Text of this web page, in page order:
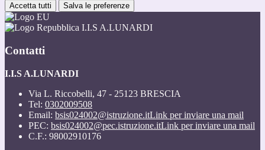
Accetta tutti Salva le preferenze
I.I.S A.LUNARDI
Contatti
I.I.S A.LUNARDI
Via L. Riccobelli, 47 - 25123 BRESCIA
Tel: 0302009508
Email: bsis024002@istruzione.itLink per inviare una mail
PEC: bsis024002@pec.istruzione.itLink per inviare una mail
C.F.: 98002910176